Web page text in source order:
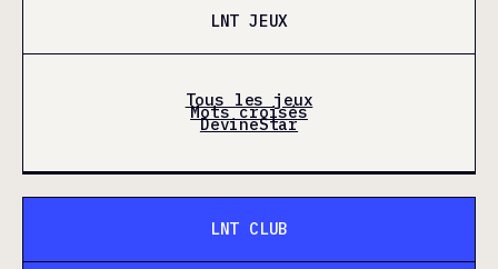
LNT JEUX
Tous les jeux
Mots croisés
DevineStar
LNT CLUB